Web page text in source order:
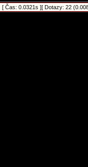
[ Čas: 0.0321s ][ Dotazy: 22